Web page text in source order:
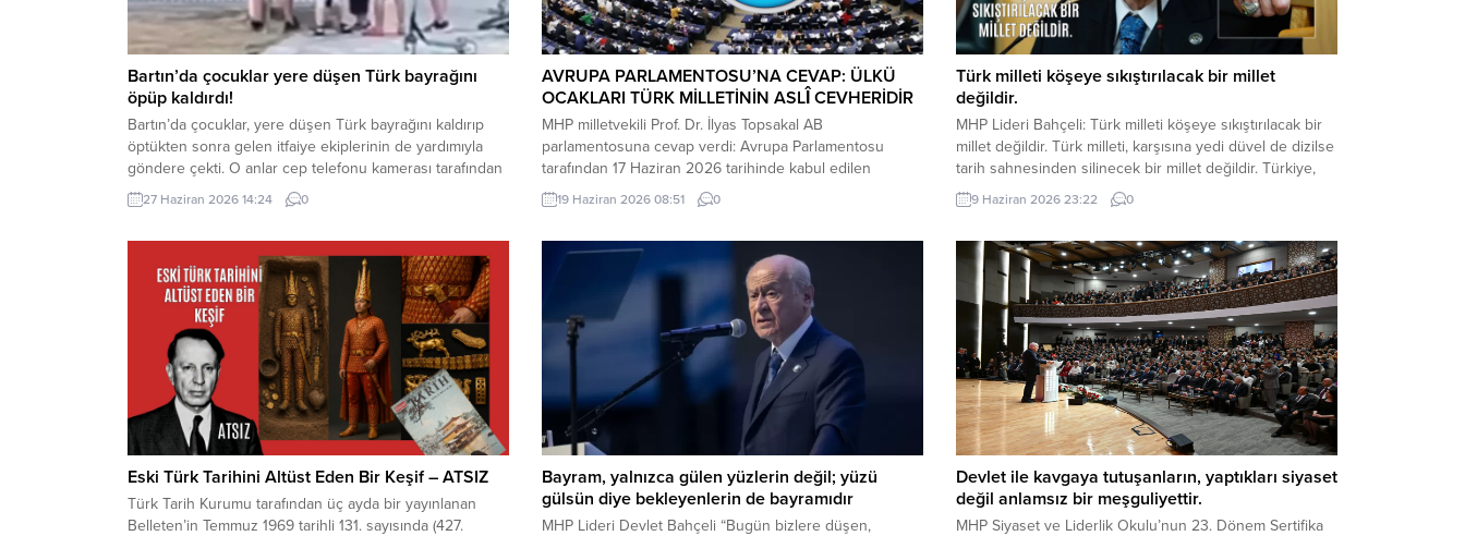
Bartın’da çocuklar yere düşen Türk bayrağını
öpüp kaldırdı!
Bartın’da çocuklar, yere düşen Türk bayrağını kaldırıp
öptükten sonra gelen itfaiye ekiplerinin de yardımıyla
göndere çekti. O anlar cep telefonu kamerası tarafından
kaydedildi. Yerden kaldırıp öptüler Kemerköprü
Mahallesi’nde dün akşam saatlerinde Cumhuriyet Parkı
nedeniyle ipinin kopmasıyla yere düştü. Bu sırada parkta
oynayan çocuklar yere...
27 Haziran 2026 14:24 0
AVRUPA PARLAMENTOSU’NA CEVAP: ÜLKÜ
OCAKLARI TÜRK MİLLETİNİN ASLÎ CEVHERİDİR
MHP milletvekili Prof. Dr. İlyas Topsakal AB
parlamentosuna cevap verdi: Avrupa Parlamentosu
tarafından 17 Haziran 2026 tarihinde kabul edilen
Türkiye Raporu, teknik bir ilerleme belgesi olmaktan
ziyade, Türkiye-AB ilişkilerinin gerilimli fay hatlarını
alan bir siyasi pozisyon belgesi niteliğindedir. Raporun
içeriği, Türkiye’nin iç siyasi dengelerine...
19 Haziran 2026 08:51 0
Türk milleti köşeye sıkıştırılacak bir millet
değildir.
MHP Lideri Bahçeli: Türk milleti köşeye sıkıştırılacak bir
millet değildir. Türk milleti, karşısına yedi düvel de dizilse
tarih sahnesinden silinecek bir millet değildir. Türkiye,
ham hayaller kurulup çizilen haritaların kenarına
sıkıştırılacak, eline bir avuç toprak verilip denizlerinden
Grup Toplantısı’nda Türkiye’nin gündemine ve...
9 Haziran 2026 23:22 0
Eski Türk Tarihini Altüst Eden Bir Keşif – ATSIZ
Türk Tarih Kurumu tarafından üç ayda bir yayınlanan
Belleten’in Temmuz 1969 tarihli 131. sayısında (427.
Bayram, yalnızca gülen yüzlerin değil; yüzü
gülsün diye bekleyenlerin de bayramıdır
MHP Lideri Devlet Bahçeli “Bugün bizlere düşen,
Devlet ile kavgaya tutuşanların, yaptıkları siyaset
değil anlamsız bir meşguliyettir.
MHP Siyaset ve Liderlik Okulu’nun 23. Dönem Sertifika